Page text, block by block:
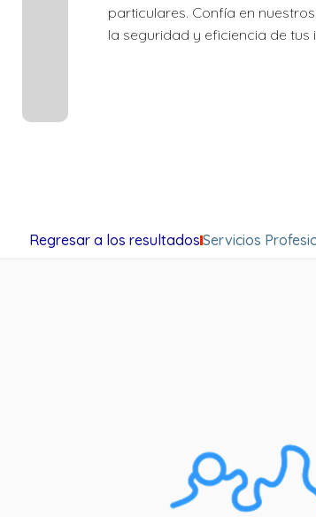
particulares. Confía en
la seguridad y eficiencia de tus
Regresar a los resultadosServicios